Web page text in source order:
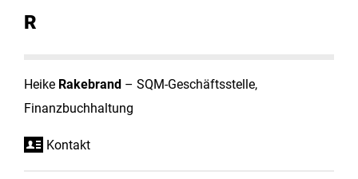
R
Heike Rakebrand – SQM-Geschäftsstelle,
Finanzbuchhaltung
Kontakt